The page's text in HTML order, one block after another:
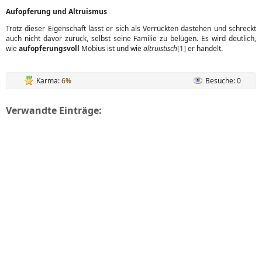
Aufopferung und Altruismus
Trotz dieser Eigenschaft lässt er sich als Verrückten dastehen und schreckt
auch nicht davor zurück, selbst seine Familie zu belügen. Es wird deutlich,
wieaufopferungsvoll Möbius ist und wiealtruistisch[1] er handelt.
Karma:6% Besuche: 0
Verwandte Einträge: